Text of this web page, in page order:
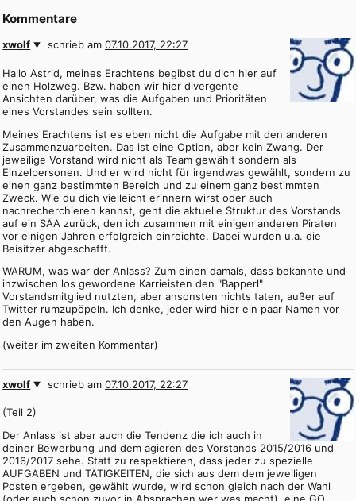
Kommentare
xwolf schrieb am 07.10.2017, 22:27
Hallo Astrid, meines Erachtens begibst du dich hier auf
einen Holzweg. Bzw. haben wir hier divergente
Ansichten darüber, was die Aufgaben und Prioritäten
eines Vorstandes sein sollten.
Meines Erachtens ist es eben nicht die Aufgabe mit den anderen
Zusammenzuarbeiten. Das ist eine Option, aber kein Zwang. Der
jeweilige Vorstand wird nicht als Team gewählt sondern als
Einzelpersonen. Und er wird nicht für irgendwas gewählt, sondern zu
einen ganz bestimmten Bereich und zu einem ganz bestimmten
Zweck. Wie du dich vielleicht erinnern wirst oder auch
nachrecherchieren kannst, geht die aktuelle Struktur des Vorstands
auf ein SÄA zurück, den ich zusammen mit einigen anderen Piraten
vor einigen Jahren erfolgreich einreichte. Dabei wurden u.a. die
Beisitzer abgeschafft.
WARUM, was war der Anlass? Zum einen damals, dass bekannte und
inzwischen los gewordene Karrieisten den "Bapperl"
Vorstandsmitglied nutzten, aber ansonsten nichts taten, außer auf
Twitter rumzupöpeln. Ich denke, jeder wird hier ein paar Namen vor
den Augen haben.
(weiter im zweiten Kommentar)
xwolf schrieb am 07.10.2017, 22:27
(Teil 2)
Der Anlass ist aber auch die Tendenz die ich auch in
deiner Bewerbung und dem agieren des Vorstands 2015/2016 und
2016/2017 sehe. Statt zu respektieren, dass jeder zu spezielle
AUFGABEN und TÄTIGKEITEN, die sich aus dem dem jeweiligen
Posten ergeben, gewählt wurde, wird schon gleich nach der Wahl